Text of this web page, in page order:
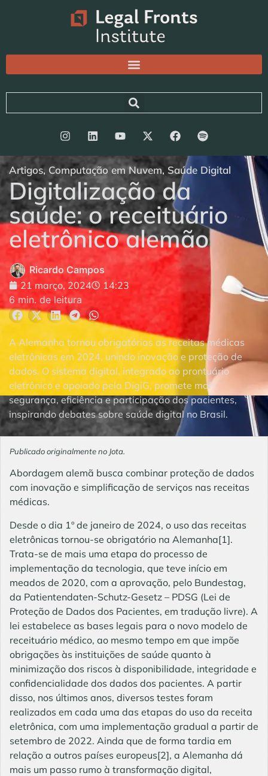
Artigos, Computação em Nuvem, Saúde Digital
Digitalização da
saúde: o receituário
eletrônico alemão
Ricardo Campos
21 março, 2024
14:23
6 min. de leitura
A Alemanha tornou obrigatórias as receitas médicas
eletrônicas em 2024, unindo inovação e proteção de
dados. O sistema digital, integrado ao prontuário
eletrônico e apoiado pela DigiG, promete mais
segurança, eficiência e participação dos pacientes,
inspirando debates sobre saúde digital no Brasil.
Publicado originalmente no Jota.
Abordagem alemã busca combinar proteção de dados
com inovação e simplificação de serviços nas receitas
médicas.
Desde o dia 1º de janeiro de 2024, o uso das receitas
eletrônicas tornou-se obrigatório na Alemanha[1].
Trata-se de mais uma etapa do processo de
implementação da tecnologia, que teve início em
meados de 2020, com a aprovação, pelo Bundestag,
da Patientendaten-Schutz-Gesetz – PDSG (Lei de
Proteção de Dados dos Pacientes, em tradução livre). A
lei estabelece as bases legais para o novo modelo de
receituário médico, ao mesmo tempo em que impõe
obrigações às instituições de saúde quanto à
minimização dos riscos à disponibilidade, integridade e
confidencialidade dos dados dos pacientes. A partir
disso, nos últimos anos, diversos testes foram
realizados em cada uma das etapas do uso da receita
eletrônica, com uma implementação gradual a partir de
setembro de 2022. Ainda que de forma tardia em
relação a outros países europeus[2], a Alemanha dá
mais um passo rumo à transformação digital,